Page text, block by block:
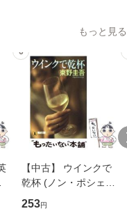
もっと見る
6
【中古】 ウインクで
乾杯 (ノン・ポシェッ
ト) / 東野圭吾 / 祥伝
社 [文庫]【メール便送
253円